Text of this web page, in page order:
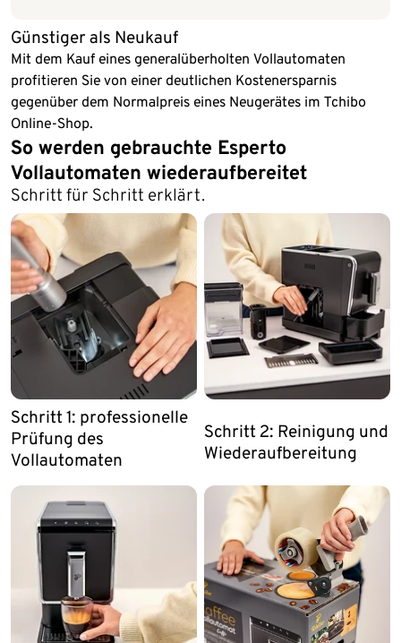
Günstiger als Neukauf
Mit dem Kauf eines generalüberholten Vollautomaten
profitieren Sie von einer deutlichen Kostenersparnis
gegenüber dem Normalpreis eines Neugerätes im Tchibo
Online-Shop.
So werden gebrauchte Esperto
Vollautomaten wiederaufbereitet
Schritt für Schritt erklärt.
Schritt 1: professionelle
Prüfung des
Vollautomaten
Schritt 2: Reinigung und
Wiederaufbereitung